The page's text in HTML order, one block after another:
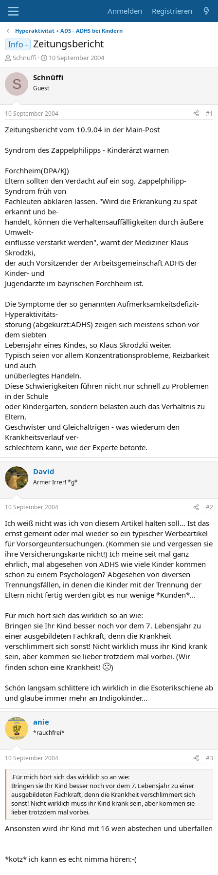
Anmelden Registrieren
Hyperaktivität + ADS - ADHS bei Kindern
Info - Zeitungsbericht
E
r
s
t
e
r
Schnüffi
E
r
s
e
l
t
a
10 September 2004
S Schnüffi
Guest
10 September 2004 #1
Zeitungsbericht vom 10.9.04 in der Main-Post
Syndrom des Zappelphilipps - Kinderärzt warnen
Forchheim(DPA/KJ)
Eltern sollten den Verdacht auf ein sog. Zappelphilipp-
Syndrom früh von
Fachleuten abklären lassen. "Wird die Erkrankung zu spät
erkannt und be-
handelt, können die Verhaltensauffälligkeiten durch äußere
Umwelt-
einflüsse verstärkt werden", warnt der Mediziner Klaus
Skrodzki,
der auch Vorsitzender der Arbeitsgemeinschaft ADHS der
Kinder- und
Jugendärzte im bayrischen Forchheim ist.
Die Symptome der so genannten Aufmerksamkeitsdefizit-
Hyperaktivitäts-
störung (abgekürzt:ADHS) zeigen sich meistens schon vor
dem siebten
Lebensjahr eines Kindes, so Klaus Skrodzki weiter.
Typisch seien vor allem Konzentrationsprobleme, Reizbarkeit
und auch
unüberlegtes Handeln.
Diese Schwierigkeiten führen nicht nur schnell zu Problemen
in der Schule
oder Kindergarten, sondern belasten auch das Verhältnis zu
Eltern,
Geschwister und Gleichaltrigen - was wiederum den
Krankheitsverlauf ver-
schlechtern kann, wie der Experte betonte.
David
Armer Irrer! *g*
10 September 2004 #2
Ich weiß nicht was ich von diesem Artikel halten soll... Ist das
ernst gemeint oder mal wieder so ein typischer Werbeartikel
für Vorsorgeuntersuchungen. (Kommen sie und vergessen sie
ihre Versicherungskarte nicht!) Ich meine seit mal ganz
ehrlich, mal abgesehen von ADHS wie viele Kinder kommen
schon zu einem Psychologen? Abgesehen von diversen
Trennungsfällen, in denen die Kinder mit der Trennung der
Eltern nicht fertig werden gibt es nur wenige *Kunden*...
Für mich hört sich das wirklich so an wie:
Bringen sie Ihr Kind besser noch vor dem 7. Lebensjahr zu
einer ausgebildeten Fachkraft, denn die Krankheit
verschlimmert sich sonst! Nicht wirklich muss ihr Kind krank
sein, aber kommen sie lieber trotzdem mal vorbei. (Wir
finden schon eine Krankheit! 🙁)
Schön langsam schlittere ich wirklich in die Esoterikschiene ab
und glaube immer mehr an Indigokinder...
anie
*rauchfrei*
10 September 2004 #3
.Für mich hört sich das wirklich so an wie:
Bringen sie Ihr Kind besser noch vor dem 7. Lebensjahr zu einer
ausgebildeten Fachkraft, denn die Krankheit verschlimmert sich
sonst! Nicht wirklich muss ihr Kind krank sein, aber kommen sie
lieber trotzdem mal vorbei.
Ansonsten wird ihr Kind mit 16 wen abstechen und überfallen
*kotz* ich kann es echt nimma hören:-(